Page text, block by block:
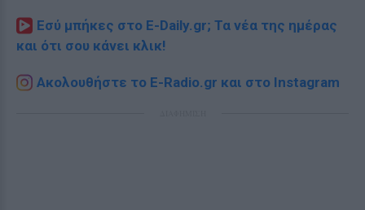
Εσύ μπήκες στο E-Daily.gr; Τα νέα της ημέρας
και ότι σου κάνει κλικ!
Ακολουθήστε το E-Radio.gr και στο Instagram